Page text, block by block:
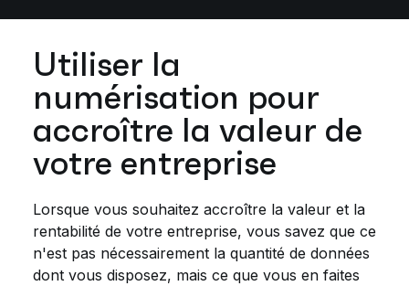
Utiliser la
numérisation pour
accroître la valeur de
votre entreprise
Lorsque vous souhaitez accroître la valeur et la
rentabilité de votre entreprise, vous savez que ce
n'est pas nécessairement la quantité de données
dont vous disposez, mais ce que vous en faites